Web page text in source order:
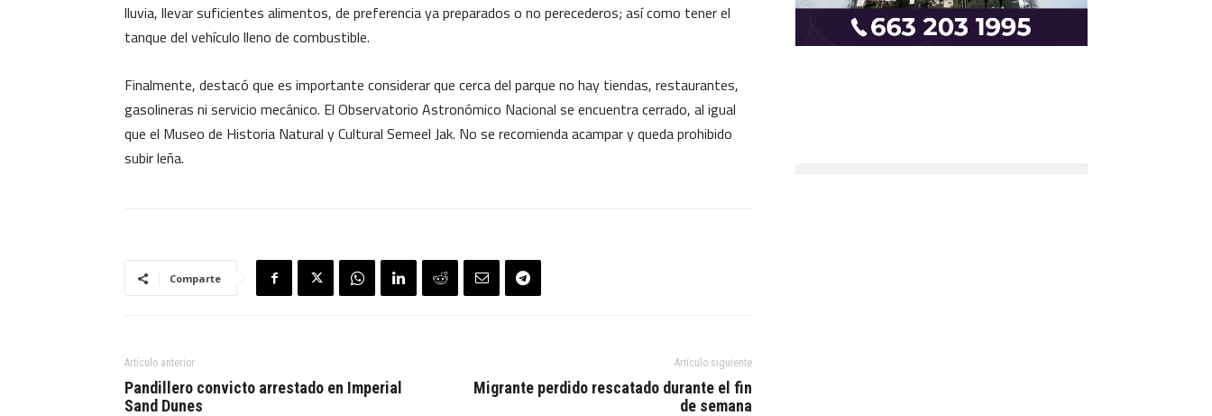
lluvia, llevar suficientes alimentos, de preferencia ya preparados o no perecederos; así como tener el
tanque del vehículo lleno de combustible.
Finalmente, destacó que es importante considerar que cerca del parque no hay tiendas, restaurantes,
gasolineras ni servicio mecánico. El Observatorio Astronómico Nacional se encuentra cerrado, al igual
que el Museo de Historia Natural y Cultural Semeel Jak. No se recomienda acampar y queda prohibido
subir leña.
Comparte
Artículo anterior
Pandillero convicto arrestado en Imperial
Sand Dunes
Artículo siguiente
Migrante perdido rescatado durante el fin
de semana